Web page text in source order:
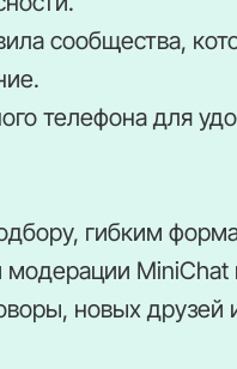
сообщества,
телефона для
гибким
модерации
новых друзей